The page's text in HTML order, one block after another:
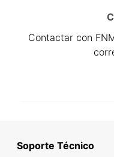
Contactar con
Soporte Técnico